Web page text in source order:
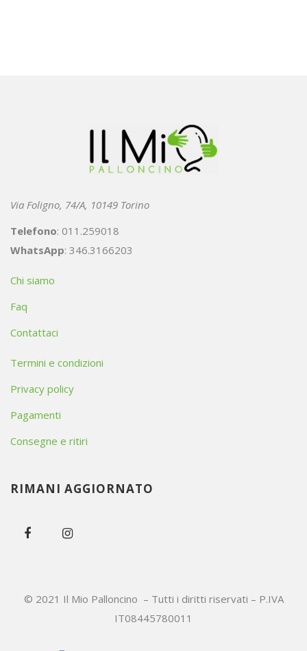
Via Foligno, 74/A, 10149 Torino
Telefono: 011.259018
WhatsApp: 346.3166203
Chi siamo
Faq
Contattaci
Termini e condizioni
Privacy policy
Pagamenti
Consegne e ritiri
RIMANI AGGIORNATO
© 2021 Il Mio Palloncino – Tutti i diritti riservati – P.IVA
IT08445780011